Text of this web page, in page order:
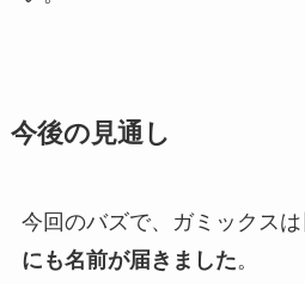
今後の見通し
今回のバズで、ガミックスは
にも名前が届きました。